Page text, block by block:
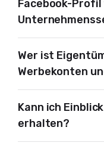
Facebook-
Wer ist
Werbekonten
Kann ich
erhalten?